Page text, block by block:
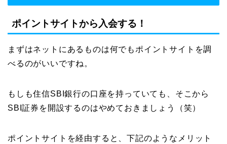
ポイントサイトから入会する！
まずはネットにあるものは何でもポイントサイトを調
べるのがいいですね。
もしも住信SBI銀行の口座を持っていても、そこから
SBI証券を開設するのはやめておきましょう（笑）
ポイントサイトを経由すると、下記のようなメリット